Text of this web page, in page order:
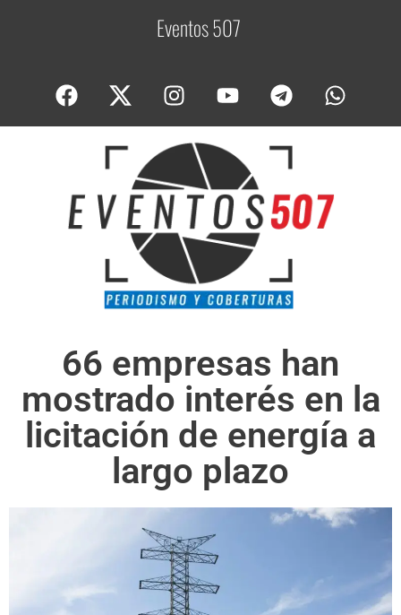
Eventos 507C
66 empresas han
mostrado interés en la
licitación de energía a
largo plazo